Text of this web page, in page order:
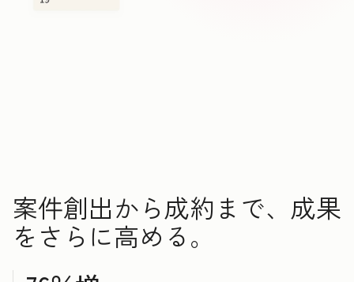
案件創出から成約まで、成果
をさらに高める。